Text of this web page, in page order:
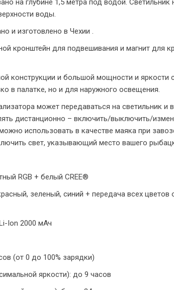
на глубине 1,5 метра под водой. Светильник
воды.
и изготовлено в Чехии .
кронштейн для подвешивания и магнит для
конструкции и большой мощности и яркости
в палатке, но и для наружного освещения.
может передаваться на светильник и
дистанционно – включить/выключить/
использовать в качестве маяка при
свет, указывающий место вашего
RGB + белый CREE®
зеленый, синий + передача всех цветов
Ion 2000 мАч
(от 0 до 100% зарядки)
яркости): до 9 часов